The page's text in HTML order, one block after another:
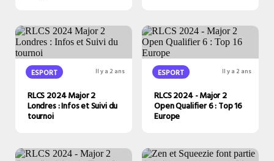
ESPORT Il y a 2 ans
RLCS 2024 Major 2
Londres : Infos et Suivi du
tournoi
ESPORT Il y a 2 ans
RLCS 2024 - Major 2
Open Qualifier 6 : Top 16
Europe